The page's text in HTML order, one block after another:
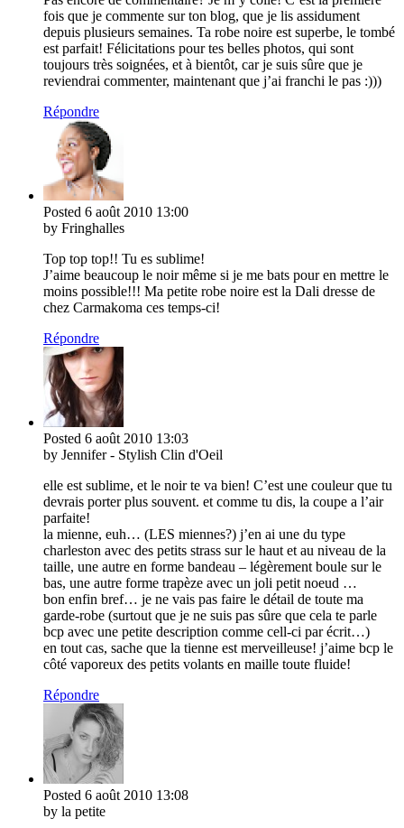
fois que je commente sur ton blog, que je lis assidument
depuis plusieurs semaines. Ta robe noire est superbe, le tombé
est parfait! Félicitations pour tes belles photos, qui sont
toujours très soignées, et à bientôt, car je suis sûre que je
reviendrai commenter, maintenant que j’ai franchi le pas :)))
Répondre
Posted 6 août 2010 13:00
by Fringhalles
Top top top!! Tu es sublime!
J’aime beaucoup le noir même si je me bats pour en mettre le
moins possible!!! Ma petite robe noire est la Dali dresse de
chez Carmakoma ces temps-ci!
Répondre
Posted 6 août 2010 13:03
by Jennifer - Stylish Clin d'Oeil
elle est sublime, et le noir te va bien! C’est une couleur que tu
devrais porter plus souvent. et comme tu dis, la coupe a l’air
parfaite!
la mienne, euh… (LES miennes?) j’en ai une du type
charleston avec des petits strass sur le haut et au niveau de la
taille, une autre en forme bandeau – légèrement boule sur le
bas, une autre forme trapèze avec un joli petit noeud …
bon enfin bref… je ne vais pas faire le détail de toute ma
garde-robe (surtout que je ne suis pas sûre que cela te parle
bcp avec une petite description comme cell-ci par écrit…)
en tout cas, sache que la tienne est merveilleuse! j’aime bcp le
côté vaporeux des petits volants en maille toute fluide!
Répondre
Posted 6 août 2010 13:08
by la petite